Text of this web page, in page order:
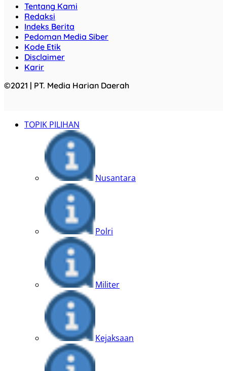
Tentang Kami
Redaksi
Indeks Berita
Pedoman Media Siber
Kode Etik
Disclaimer
Karir
©2021 | PT. Media Harian Daerah
TOPIK PILIHAN
Nusantara
Polri
Militer
Kejaksaan